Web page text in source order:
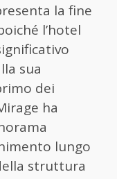
la fine
l’hotel
sua
dei
ha
lungo
struttura